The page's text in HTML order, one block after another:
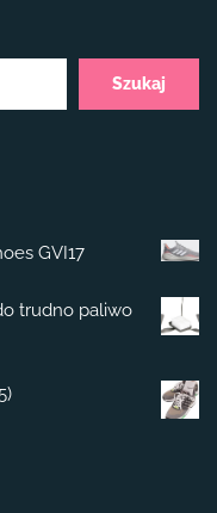
Szukaj
GVI17
trudno paliwo